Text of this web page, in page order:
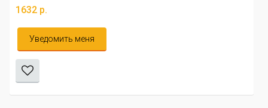
1632 р.
Уведомить меня